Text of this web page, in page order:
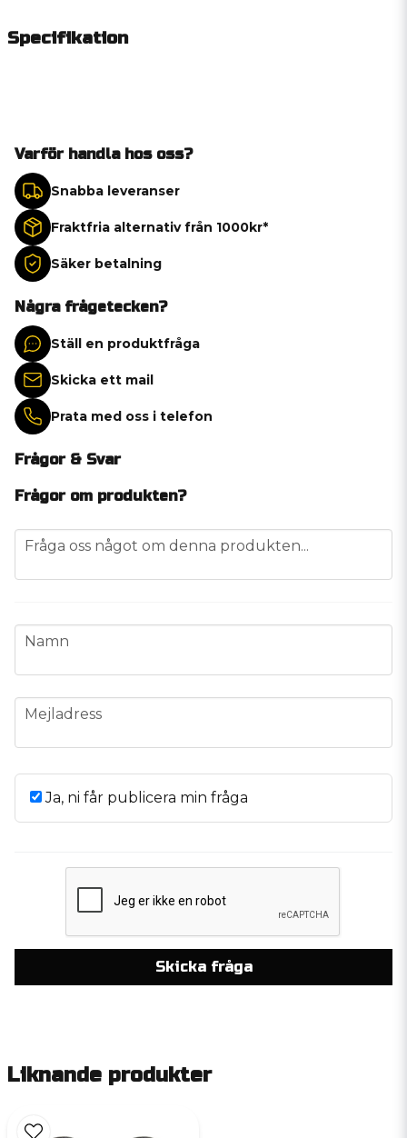
Specifikation
Varför handla hos oss?
Snabba leveranser
Fraktfria alternativ från 1000kr*
Säker betalning
Några frågetecken?
Ställ en produktfråga
Skicka ett mail
Prata med oss i telefon
Frågor & Svar
Frågor om produkten?
question
Fråga oss något om denna produkten...
name
Namn
email
Mejladress
Ja, ni får publicera min fråga
Skicka fråga
Liknande produkter